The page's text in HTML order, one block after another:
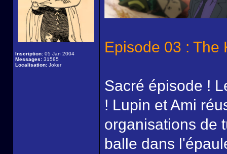
Inscription: 05 Jan 2004
Messages: 31585
Localisation: Joker
Episode 03 : The
Sacré épisode !
! Lupin et Ami
organisations de
balle dans